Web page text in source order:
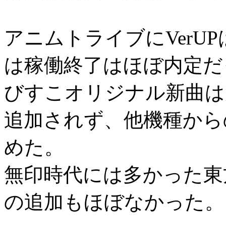
アニムトライブに
は稼働終了はほぼ内定
びすこオリジナル新曲
追加されず、他機種か
めた。
無印時代には多かった
の追加もほぼなかった